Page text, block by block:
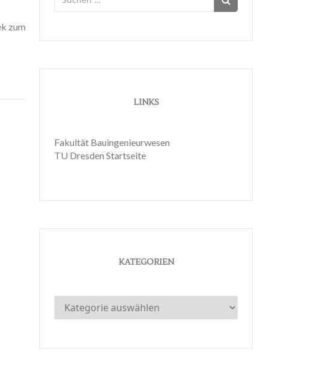
zum
nach:
LINKS
Fakultät Bauingenieurwesen
TU Dresden Startseite
KATEGORIEN
Kategorien